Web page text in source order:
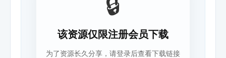
🔒
该资源仅限注册会员下载
为了资源长久分享，请登录后查看下载链接